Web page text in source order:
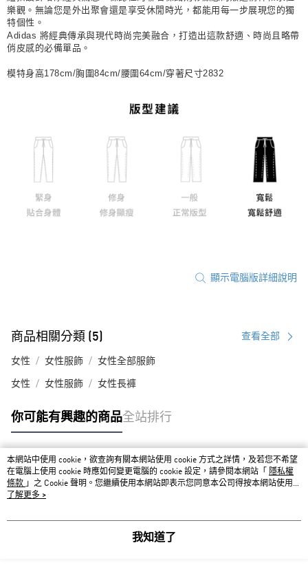
樂觀。無論您是外出聚會還是享受休閒時光，都能用每一步展現您的獨
特個性。
Adidas 將經典傳承與現代時尚完美融合，打造出這款舒適、時尚且略帶
俏皮感的必備單品。
模特身高178cm/胸圍84cm/腰圍64cm/穿著尺寸2832
顯示電腦版詳細說明
商品相關分類 (5) 查看全部
女性 女性服飾 女性全部服飾
女性 女性服飾 女性長褲
你可能有興趣的商品全站排行
熱門標籤
本網站中使用 cookie，欲查詢有關本網站使用 cookie 方式之詳情，及若您不希望
在電腦上使用 cookie 時應如何變更電腦的 cookie 設定，請參閱本網站「
隱私權
條款 」之 Cookie 聲明。您繼續使用本網站即表示您同意本公司得按本網站使用條
款之 Cookie 聲明使用 cookie。
了解更多 >
我知道了